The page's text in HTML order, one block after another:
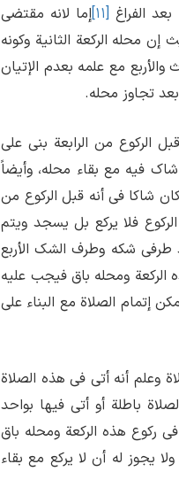
الفراغ [۱۱]
إما لانه مقتضی
محله الرکعة الثانیة وکونه
مع علمه بعدم الإتیان
تجاوز محله.
الرکوع من الرابعة بنی علی
شاک فیه مع بقاء محله، وأیضاً
شاکا فی أنه قبل الرکوع من
فلا یرکع بل یسجد ویتم
طرفی شکه وطرف الشک الأربع
الرکعة ومحله باق فیجب علیه
إتمام الصلاة مع البناء علی
وعلم أنه أتی فی هذه الصلاة
باطلة أو أتی فیها بواحد
رکوع هذه الرکعة ومحله باق
یجوز له أن لا یرکع مع بقاء